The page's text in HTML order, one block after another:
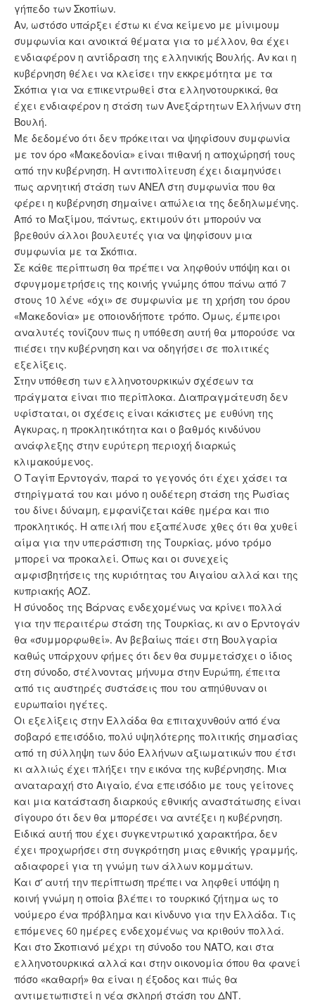
γήπεδο των Σκοπίων.
Αν, ωστόσο υπάρξει έστω κι ένα κείμενο με μίνιμουμ
συμφωνία και ανοικτά θέματα για το μέλλον, θα έχει
ενδιαφέρον η αντίδραση της ελληνικής Βουλής. Αν και η
κυβέρνηση θέλει να κλείσει την εκκρεμότητα με τα
Σκόπια για να επικεντρωθεί στα ελληνοτουρκικά, θα
έχει ενδιαφέρον η στάση των Ανεξάρτητων Ελλήνων στη
Βουλή.
Με δεδομένο ότι δεν πρόκειται να ψηφίσουν συμφωνία
με τον όρο «Μακεδονία» είναι πιθανή η αποχώρησή τους
από την κυβέρνηση. Η αντιπολίτευση έχει διαμηνύσει
πως αρνητική στάση των ΑΝΕΛ στη συμφωνία που θα
φέρει η κυβέρνηση σημαίνει απώλεια της δεδηλωμένης.
Από το Μαξίμου, πάντως, εκτιμούν ότι μπορούν να
βρεθούν άλλοι βουλευτές για να ψηφίσουν μια
συμφωνία με τα Σκόπια.
Σε κάθε περίπτωση θα πρέπει να ληφθούν υπόψη και οι
σφυγμομετρήσεις της κοινής γνώμης όπου πάνω από 7
στους 10 λένε «όχι» σε συμφωνία με τη χρήση του όρου
«Μακεδονία» με οποιονδήποτε τρόπο. Όμως, έμπειροι
αναλυτές τονίζουν πως η υπόθεση αυτή θα μπορούσε να
πιέσει την κυβέρνηση και να οδηγήσει σε πολιτικές
εξελίξεις.
Στην υπόθεση των ελληνοτουρκικών σχέσεων τα
πράγματα είναι πιο περίπλοκα. Διαπραγμάτευση δεν
υφίσταται, οι σχέσεις είναι κάκιστες με ευθύνη της
Αγκυρας, η προκλητικότητα και ο βαθμός κινδύνου
ανάφλεξης στην ευρύτερη περιοχή διαρκώς
κλιμακούμενος.
Ο Ταγίπ Ερντογάν, παρά το γεγονός ότι έχει χάσει τα
στηρίγματά του και μόνο η ουδέτερη στάση της Ρωσίας
του δίνει δύναμη, εμφανίζεται κάθε ημέρα και πιο
προκλητικός. Η απειλή που εξαπέλυσε χθες ότι θα χυθεί
αίμα για την υπεράσπιση της Τουρκίας, μόνο τρόμο
μπορεί να προκαλεί. Όπως και οι συνεχείς
αμφισβητήσεις της κυριότητας του Αιγαίου αλλά και της
κυπριακής ΑΟΖ.
Η σύνοδος της Βάρνας ενδεχομένως να κρίνει πολλά
για την περαιτέρω στάση της Τουρκίας, κι αν ο Ερντογάν
θα «συμμορφωθεί». Αν βεβαίως πάει στη Βουλγαρία
καθώς υπάρχουν φήμες ότι δεν θα συμμετάσχει ο ίδιος
στη σύνοδο, στέλνοντας μήνυμα στην Ευρώπη, έπειτα
από τις αυστηρές συστάσεις που του απηύθυναν οι
ευρωπαίοι ηγέτες.
Οι εξελίξεις στην Ελλάδα θα επιταχυνθούν από ένα
σοβαρό επεισόδιο, πολύ υψηλότερης πολιτικής σημασίας
από τη σύλληψη των δύο Ελλήνων αξιωματικών που έτσι
κι αλλιώς έχει πλήξει την εικόνα της κυβέρνησης. Μια
αναταραχή στο Αιγαίο, ένα επεισόδιο με τους γείτονες
και μια κατάσταση διαρκούς εθνικής αναστάτωσης είναι
σίγουρο ότι δεν θα μπορέσει να αντέξει η κυβέρνηση.
Ειδικά αυτή που έχει συγκεντρωτικό χαρακτήρα, δεν
έχει προχωρήσει στη συγκρότηση μιας εθνικής γραμμής,
αδιαφορεί για τη γνώμη των άλλων κομμάτων.
Και σ’ αυτή την περίπτωση πρέπει να ληφθεί υπόψη η
κοινή γνώμη η οποία βλέπει το τουρκικό ζήτημα ως το
νούμερο ένα πρόβλημα και κίνδυνο για την Ελλάδα. Τις
επόμενες 60 ημέρες ενδεχομένως να κριθούν πολλά.
Και στο Σκοπιανό μέχρι τη σύνοδο του ΝΑΤΟ, και στα
ελληνοτουρκικά αλλά και στην οικονομία όπου θα φανεί
πόσο «καθαρή» θα είναι η έξοδος και πώς θα
αντιμετωπιστεί η νέα σκληρή στάση του ΔΝΤ.